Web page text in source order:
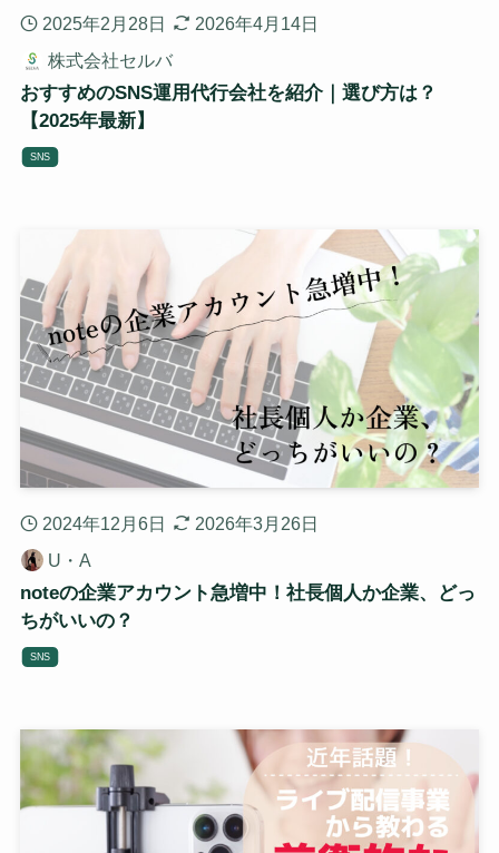
2025年2月28日
2026年4月14日
株式会社セルバ
おすすめのSNS運用代行会社を紹介｜選び方は？
【2025年最新】
SNS
2024年12月6日
2026年3月26日
U・A
noteの企業アカウント急増中！社長個人か企業、どっ
ちがいいの？
SNS